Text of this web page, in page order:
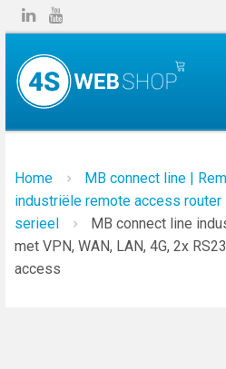
 
Home MB connect line |
industriële remote access router
serieel
MB connect line
met VPN, WAN, LAN, 4G, 2x
access